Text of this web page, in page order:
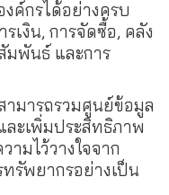
ค์กรได้อย่างครบ
เงิน, การจัดซื้อ, คลัง
มพันธ์ และการ
ามารถรวมศูนย์ข้อมูล
ละเพิ่มประสิทธิภาพ
ามไว้วางใจจาก
รัพยากรอย่างเป็น